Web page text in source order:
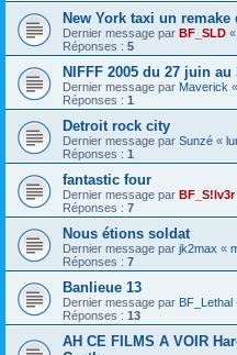
New York taxi un
Dernier message par BF_SLD «
Réponses : 5
NIFFF 2005 du 27 juin
Dernier message par Maverick «
Réponses : 1
Detroit rock city
Dernier message par Sunzé «
Réponses : 1
fantastic four
Dernier message par BF_S!lv3r
Réponses : 7
Nous étions soldat
Dernier message par jk2max «
Réponses : 7
Banlieue 13
Dernier message par BF_Lethal
Réponses : 13
AH CE FILMS A VOIR